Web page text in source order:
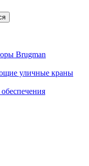
Brugman
уличные краны